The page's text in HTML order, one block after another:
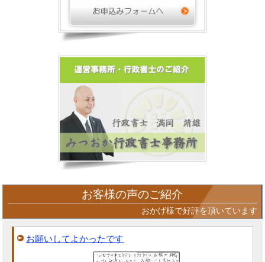
お客様の声のご紹介
おかげ様で好評を頂いています
お願いしてよかったです